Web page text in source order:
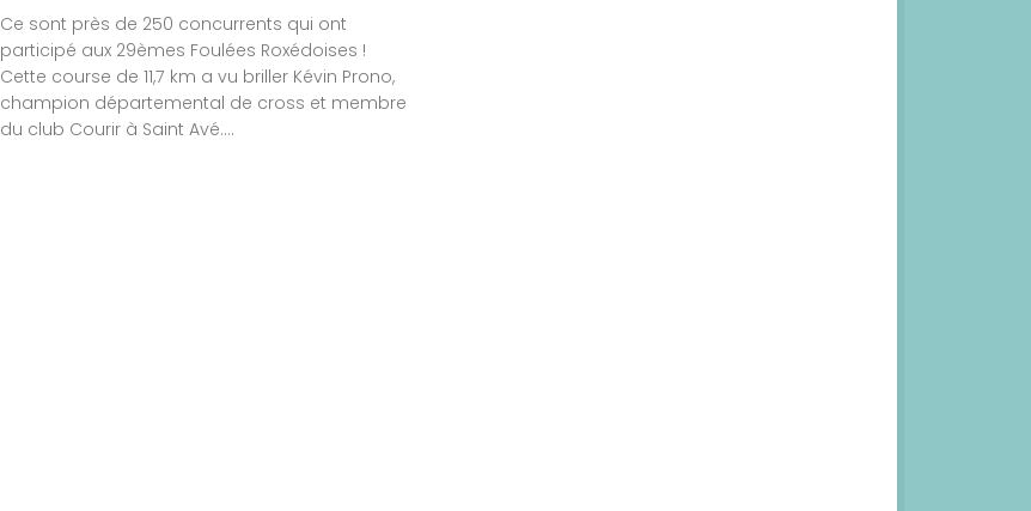
Ce sont près de 250 concurrents qui ont
participé aux 29èmes Foulées Roxédoises !
Cette course de 11,7 km a vu briller Kévin Prono,
champion départemental de cross et membre
du club Courir à Saint Avé....